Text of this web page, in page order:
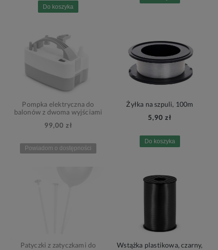
Do koszyka
Pompka elektryczna do
balonów z dwoma wyjściami
99,00 zł
Powiadom o dostępności
Żyłka na szpuli, 100m
5,90 zł
Do koszyka
Patyczki z zatyczkami do
Wstążka plastikowa, czarny,